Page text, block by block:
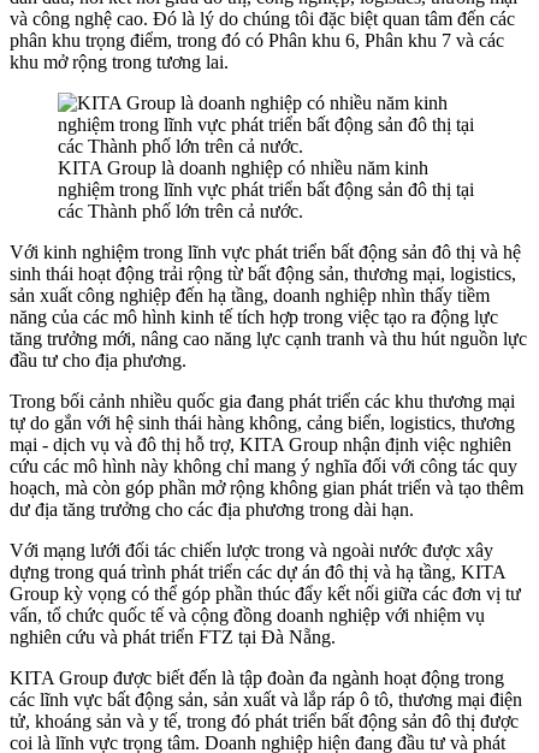
và công nghệ cao. Đó là lý do chúng tôi đặc biệt quan tâm đến các
phân khu trọng điểm, trong đó có Phân khu 6, Phân khu 7 và các
khu mở rộng trong tương lai.
KITA Group là doanh nghiệp có nhiều năm kinh
nghiệm trong lĩnh vực phát triển bất động sản đô thị tại
các Thành phố lớn trên cả nước.
Với kinh nghiệm trong lĩnh vực phát triển bất động sản đô thị và hệ
sinh thái hoạt động trải rộng từ bất động sản, thương mại, logistics,
sản xuất công nghiệp đến hạ tầng, doanh nghiệp nhìn thấy tiềm
năng của các mô hình kinh tế tích hợp trong việc tạo ra động lực
tăng trưởng mới, nâng cao năng lực cạnh tranh và thu hút nguồn lực
đầu tư cho địa phương.
Trong bối cảnh nhiều quốc gia đang phát triển các khu thương mại
tự do gắn với hệ sinh thái hàng không, cảng biển, logistics, thương
mại - dịch vụ và đô thị hỗ trợ, KITA Group nhận định việc nghiên
cứu các mô hình này không chỉ mang ý nghĩa đối với công tác quy
hoạch, mà còn góp phần mở rộng không gian phát triển và tạo thêm
dư địa tăng trưởng cho các địa phương trong dài hạn.
Với mạng lưới đối tác chiến lược trong và ngoài nước được xây
dựng trong quá trình phát triển các dự án đô thị và hạ tầng, KITA
Group kỳ vọng có thể góp phần thúc đẩy kết nối giữa các đơn vị tư
vấn, tổ chức quốc tế và cộng đồng doanh nghiệp với nhiệm vụ
nghiên cứu và phát triển FTZ tại Đà Nẵng.
KITA Group được biết đến là tập đoàn đa ngành hoạt động trong
các lĩnh vực bất động sản, sản xuất và lắp ráp ô tô, thương mại điện
tử, khoáng sản và y tế, trong đó phát triển bất động sản đô thị được
coi là lĩnh vực trọng tâm. Doanh nghiệp hiện đang đầu tư và phát